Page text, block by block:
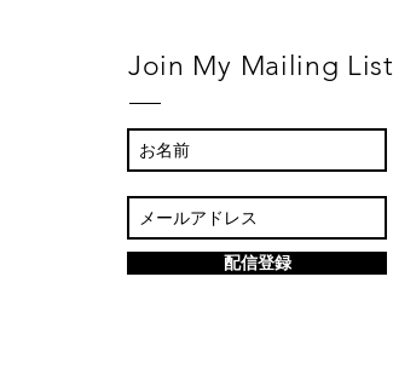
Join My Mailing List
配信登録